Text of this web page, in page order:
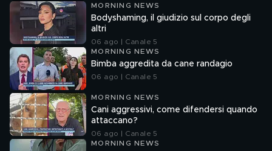
MORNING NEWS
Bodyshaming, il giudizio sul corpo degli
altri
06 ago | Canale 5
MORNING NEWS
Bimba aggredita da cane randagio
06 ago | Canale 5
MORNING NEWS
Cani aggressivi, come difendersi quando
attaccano?
06 ago | Canale 5
MORNING NEWS